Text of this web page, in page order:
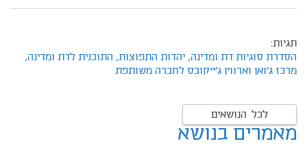
תגיות:
הסדרת סוגיות דת ומדינה, יהדות התפוצות, התוכנית לדת ומדינה,
מרכז ג'ואן וארווין ג'ייקובס לחברה משותפת
לכל הנושאים
מאמרים בנושא